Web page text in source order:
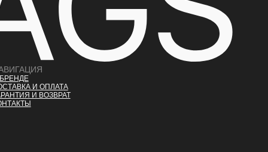
И ОПЛАТА
И ВОЗВРАТ